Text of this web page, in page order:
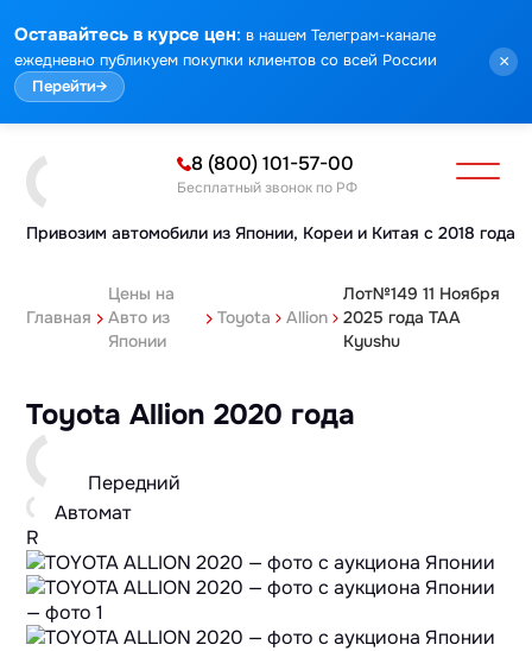
Оставайтесь в курсе цен: в нашем Телеграм-канале
ежедневно публикуем покупки клиентов со всей России
Перейти→
×
Привозим автомобили из Японии, Кореи и Китая с 2018 года
8 (800) 101-57-00
Бесплатный звонок по РФ
Главная
Цены на
Авто из
Японии
Toyota Allion
Лот№149 11 Ноября
2025 года TAA
Kyushu
Toyota Allion 2020 года
Передний
Автомат
R